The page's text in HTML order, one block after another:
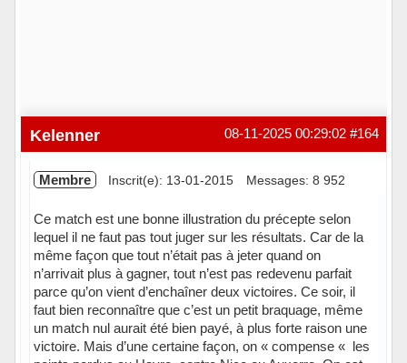
#164
08-11-2025 00:29:02
Kelenner
Membre Inscrit(e): 13-01-2015 Messages: 8 952
Ce match est une bonne illustration du précepte selon
lequel il ne faut pas tout juger sur les résultats. Car de la
même façon que tout n’était pas à jeter quand on
n’arrivait plus à gagner, tout n’est pas redevenu parfait
parce qu’on vient d’enchaîner deux victoires. Ce soir, il
faut bien reconnaître que c’est un petit braquage, même
un match nul aurait été bien payé, à plus forte raison une
victoire. Mais d’une certaine façon, on « compense « les